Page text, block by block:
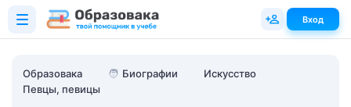
Образовака 🧑 Биографии
Искусство
Певцы, певицы
Вход